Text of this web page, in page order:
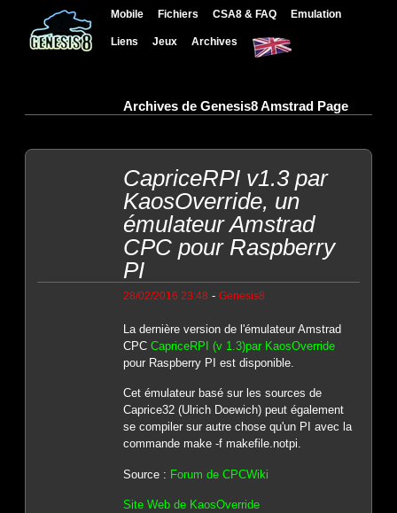
Mobile Fichiers CSA8 & FAQ Emulation
Liens Jeux Archives
Archives de Genesis8 Amstrad Page
CapriceRPI v1.3 par
KaosOverride, un
émulateur Amstrad
CPC pour Raspberry
PI
28/02/2016 23:48 - Genesis8
La dernière version de l'émulateur Amstrad
CPC CapriceRPI (v 1.3)par KaosOverride
pour Raspberry PI est disponible.
Cet émulateur basé sur les sources de
Caprice32 (Ulrich Doewich) peut également
se compiler sur autre chose qu'un PI avec la
commande make -f makefile.notpi.
Source : Forum de CPCWiki
Site Web de KaosOverride